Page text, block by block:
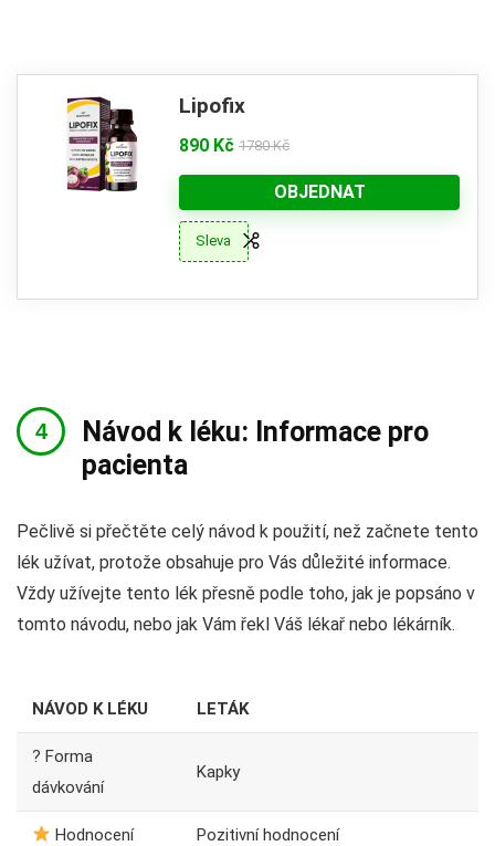
Lipofix
890 Kč 1780 Kč
OBJEDNAT
Sleva
Návod k léku: Informace pro
pacienta
Pečlivě si přečtěte celý návod k použití, než začnete tento
lék užívat, protože obsahuje pro Vás důležité informace.
Vždy užívejte tento lék přesně podle toho, jak je popsáno v
tomto návodu, nebo jak Vám řekl Váš lékař nebo lékárník.
NÁVOD K LÉKU LETÁK
? Forma
dávkování
Kapky
Hodnocení Pozitivní hodnocení